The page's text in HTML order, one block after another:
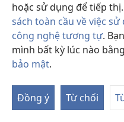
hoặc sử dụng để tiếp
sách toàn cầu về việc
công nghệ tương tự.
mình bất kỳ lúc nào
bảo mật.
Đồng ý Từ chối
Copyright© 2026 Watch Tower
ĐIỀU KHOẢN SỬ DỤNG